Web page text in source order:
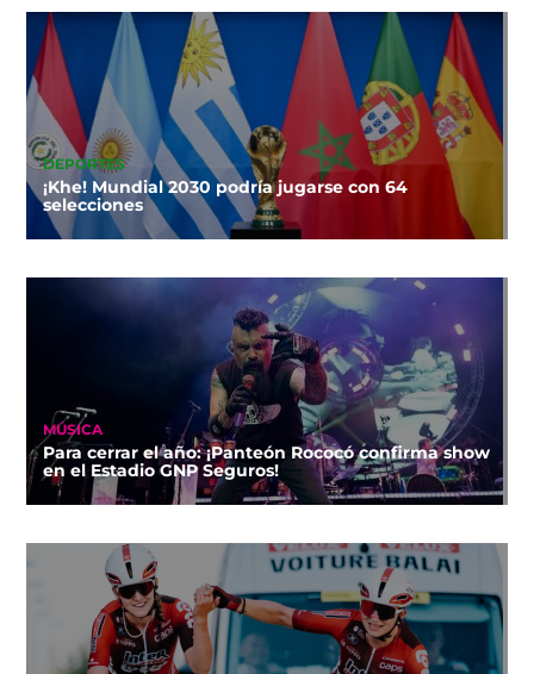
DEPORTES
¡Khe! Mundial 2030 podría jugarse con 64
selecciones
MÚSICA
Para cerrar el año: ¡Panteón Rococó confirma show
en el Estadio GNP Seguros!